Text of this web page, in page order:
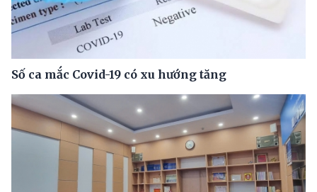
Số ca mắc Covid-19 có xu hướng tăng